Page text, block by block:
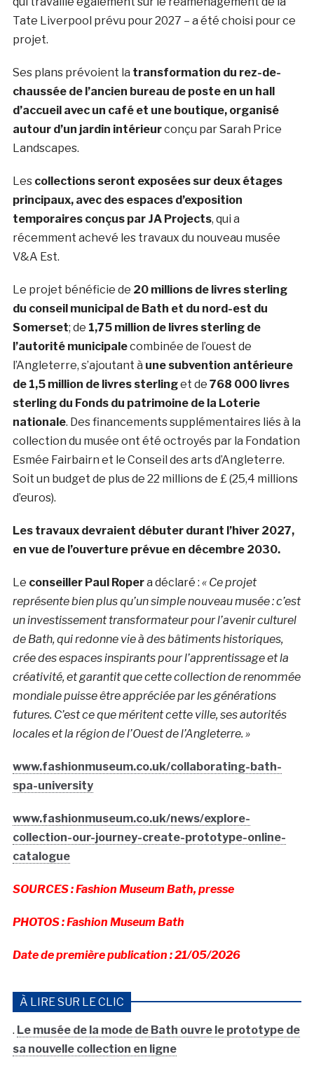
Tate Liverpool prévu pour 2027 – a été choisi pour ce
projet.
Ses plans prévoient la transformation du rez-de-
chaussée de l’ancien bureau de poste en un hall
d’accueil avec un café et une boutique, organisé
autour d’un jardin intérieurconçu par Sarah Price
Landscapes.
Les collections seront exposées sur deux étages
principaux, avec des espaces d’exposition
temporaires conçus par JA Projects, qui a
récemment achevé les travaux du nouveau musée
V&A Est.
Le projet bénéficie de 20 millions de livres sterling
du conseil municipal de Bath et du nord-est du
Somerset; de 1,75 million de livres sterling de
l’autorité municipalecombinée de l’ouest de
l’Angleterre, s’ajoutant à une subvention antérieure
de 1,5 million de livres sterlinget de 768 000 livres
sterling du Fonds du patrimoine de la Loterie
nationale. Des financements supplémentaires liés à la
collection du musée ont été octroyés par la Fondation
Esmée Fairbairn et le Conseil des arts d’Angleterre.
Soit un budget de plus de 22 millions de £ (25,4 millions
d’euros).
Les travaux devraient débuter durant l’hiver 2027,
en vue de l’ouverture prévue en décembre 2030.
Le conseiller Paul Ropera déclaré : « Ce projet
représente bien plus qu’un simple nouveau musée : c’est
un investissement transformateur pour l’avenir culturel
de Bath, qui redonne vie à des bâtiments historiques,
crée des espaces inspirants pour l’apprentissage et la
créativité, et garantit que cette collection de renommée
mondiale puisse être appréciée par les générations
futures. C’est ce que méritent cette ville, ses autorités
locales et la région de l’Ouest de l’Angleterre. »
www.fashionmuseum.co.uk/collaborating-bath-
spa-university
www.fashionmuseum.co.uk/news/explore-
collection-our-journey-create-prototype-online-
catalogue
SOURCES : Fashion Museum Bath, presse
PHOTOS :Fashion Museum Bath
Date de première publication : 21/05/2026
À LIRE SUR LE CLIC
. Le musée de la mode de Bath ouvre le prototype de
sa nouvelle collection en ligne